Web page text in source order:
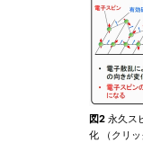
図2 永久ス
化 （クリ